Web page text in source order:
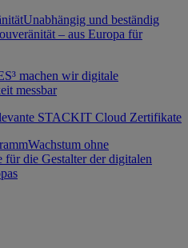
Unabhängig und beständig
– aus Europa für
machen wir digitale
messbar
STACKIT Cloud Zertifikate
Wachstum ohne
für die Gestalter der digitalen